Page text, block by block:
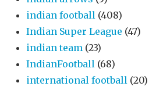
indian football (408)
Indian Super League (47)
indian team (23)
IndianFootball (68)
international football (20)